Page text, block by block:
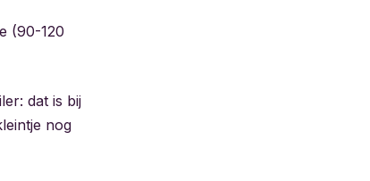
(90-120
dat is bij
nog